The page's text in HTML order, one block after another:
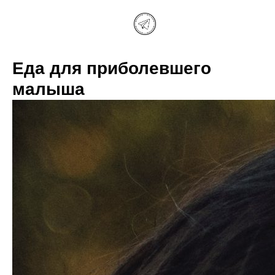
Еда для приболевшего
малыша